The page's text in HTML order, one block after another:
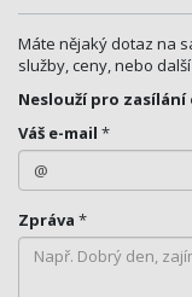
Máte nějaký dotaz na
služby, ceny, nebo
Neslouží pro
Váš e-mail *
Zpráva *